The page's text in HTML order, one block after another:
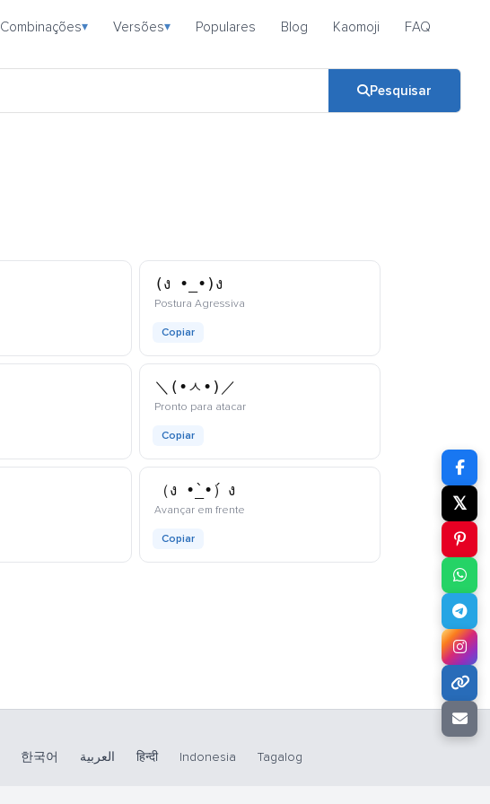
Combinações▾ Versões▾ Populares Blog Kaomoji FAQ
Pesquisar
(ง •_•)ง
Postura Agressiva
Copiar
＼(•ㅅ•)／
Pronto para atacarkaomoji
Copiar
（ง •̀_•́）ง
Avançar em frente
Copiar
𝕏
한국어 العربية हिन्दी Indonesia Tagalog